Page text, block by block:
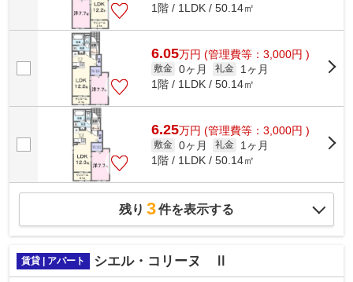
1階 / 1LDK / 50.14㎡
6.05万円 (管理費等：3,000円 )
敷金 0ヶ月 礼金
1ヶ月
1階 / 1LDK / 50.14㎡
6.25万円 (管理費等：3,000円 )
敷金 0ヶ月 礼金
1ヶ月
1階 / 1LDK / 50.14㎡
残り 3件を表示する
賃貸 | アパート シエル・コリーヌ Ⅱ